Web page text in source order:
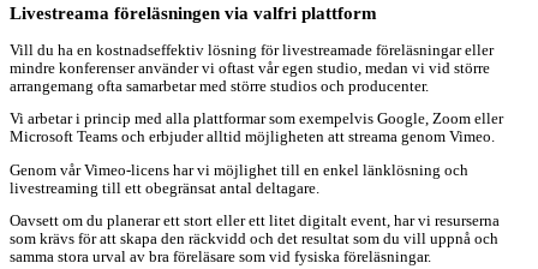
Livestreama föreläsningen via valfri plattform
Vill du ha en kostnadseffektiv lösning för livestreamade föreläsningar eller
mindre konferenser använder vi oftast vår egen studio, medan vi vid större
arrangemang ofta samarbetar med större studios och producenter.
Vi arbetar i princip med alla plattformar som exempelvis Google, Zoom eller
Microsoft Teams och erbjuder alltid möjligheten att streama genom Vimeo.
Genom vår Vimeo-licens har vi möjlighet till en enkel länklösning och
livestreaming till ett obegränsat antal deltagare.
Oavsett om du planerar ett stort eller ett litet digitalt event, har vi resurserna
som krävs för att skapa den räckvidd och det resultat som du vill uppnå och
samma stora urval av bra föreläsare som vid fysiska föreläsningar.